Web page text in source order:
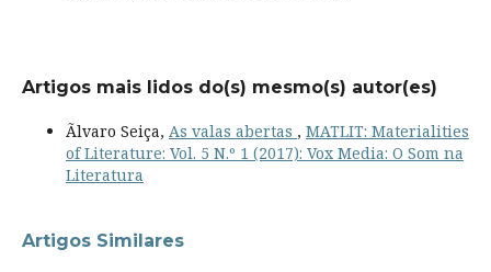
Artigos mais lidos do(s) mesmo(s) autor(es)
Ãlvaro Seiça, As valas abertas , MATLIT: Materialities
of Literature: Vol. 5 N.º 1 (2017): Vox Media: O Som na
Literatura
Artigos Similares